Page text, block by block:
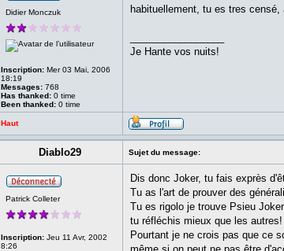
Didier Monczuk
Inscription: Mer 03 Mai, 2006
18:19
Messages: 768
Has thanked: 0 time
Been thanked: 0 time
habituellement, tu es tres
Je Hante vos nuits!
Haut
Diablo29 Sujet du message:
Patrick Colleter
Inscription: Jeu 11 Avr, 2002
8:26
Dis donc Joker, tu fais exprès
Tu as l'art de prouver des
Tu es rigolo je trouve Psieu
tu réfléchis mieux que les autres!
Pourtant je ne crois pas que ce